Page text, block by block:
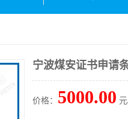
宁波煤安证书申请
价格： 5000.00